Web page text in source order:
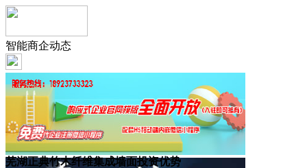
智能商企动态
芜湖正典竹木纤维集成墙面投资优势